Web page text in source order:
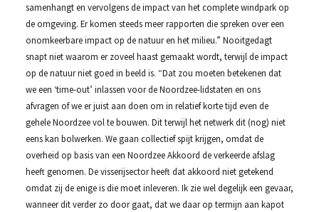
samenhangt en vervolgens de impact van het complete windpark op
de omgeving. Er komen steeds meer rapporten die spreken over een
onomkeerbare impact op de natuur en het milieu.” Nooitgedagt
snapt niet waarom er zoveel haast gemaakt wordt, terwijl de impact
op de natuur niet goed in beeld is. “Dat zou moeten betekenen dat
we een ‘time-out’ inlassen voor de Noordzee-lidstaten en ons
afvragen of we er juist aan doen om in relatief korte tijd even de
gehele Noordzee vol te bouwen. Dit terwijl het netwerk dit (nog) niet
eens kan bolwerken. We gaan collectief spijt krijgen, omdat de
overheid op basis van een Noordzee Akkoord de verkeerde afslag
heeft genomen. De visserijsector heeft dat akkoord niet getekend
omdat zij de enige is die moet inleveren. Ik zie wel degelijk een gevaar,
wanneer dit verder zo door gaat, dat we daar op termijn aan kapot